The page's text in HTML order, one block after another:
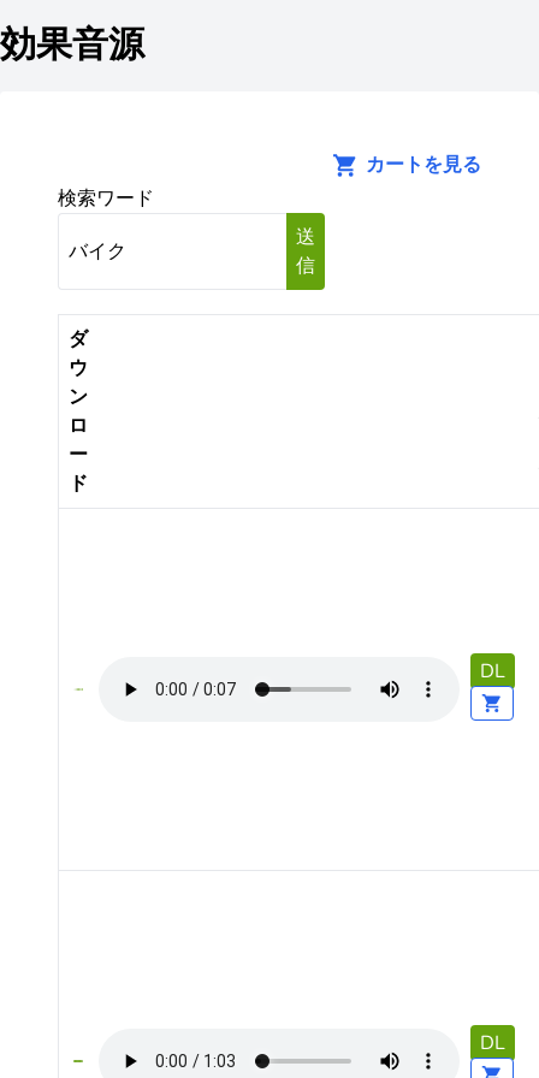
効果音源
カートを見る
検索ワード
送
信
ダ
ウ
ン
ロ
ー
ド
DL
DL